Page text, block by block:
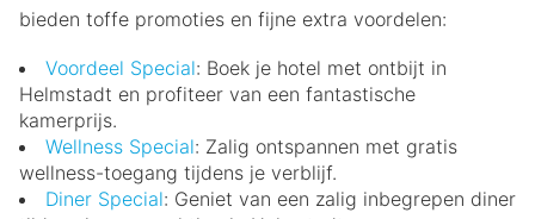
bieden toffe promoties en fijne extra voordelen:
Voordeel Special: Boek je hotel met ontbijt in
Helmstadt en profiteer van een fantastische
kamerprijs.
Wellness Special: Zalig ontspannen met gratis
wellness-toegang tijdens je verblijf.
Diner Special: Geniet van een zalig inbegrepen diner